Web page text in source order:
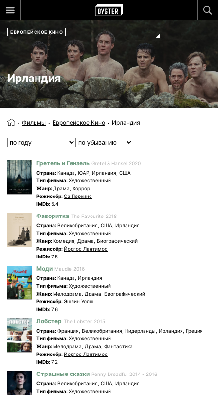
ЕВРОПЕЙСКОЕ КИНО
Ирландия
Фильмы Европейское Кино Ирландия
Гретель и Гензель Gretel & Hansel 2020
Страна:Канада, ЮАР, Ирландия, США
Tип фильма:Художественный
Жанр: Драма, Хоррор
Режиссёр:Оз Перкинс
IMDb:5.4
Фаворитка The Favourite 2018
Страна:Великобритания, США, Ирландия
Tип фильма:Художественный
Жанр:Комедия, Драма, Биографический
Режиссёр:Йоргос Лантимос
IMDb:7.5
Моди Maudie 2016
Страна:Канада, Ирландия
Tип фильма:Художественный
Жанр:Мелодрама, Драма, Биографический
Режиссёр:Эшлин Уолш
IMDb:7.6
Лобстер The Lobster 2015
Страна:Франция, Великобритания, Нидерланды, Ирландия, Греция
Tип фильма:Художественный
Жанр:Мелодрама, Драма, Фантастика
Режиссёр:Йоргос Лантимос
IMDb:7.2
Страшные сказки Penny Dreadful 2014 - 2016
Страна:Великобритания, США, Ирландия
Tип фильма:Художественный